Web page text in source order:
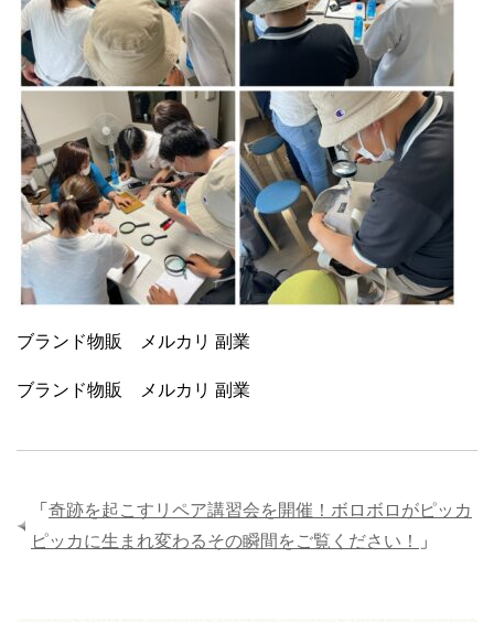
ブランド物販 メルカリ 副業
ブランド物販 メルカリ 副業
「 奇跡を起こすリペア講習会を開催！ボロボロがピッカ
ピッカに生まれ変わるその瞬間をご覧ください！
」